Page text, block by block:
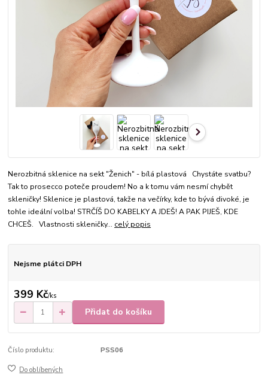
Nerozbitná sklenice na sekt "Ženich" - bílá plastová Chystáte svatbu?
Tak to prosecco poteče proudem! No a k tomu vám nesmí chybět
skleničky! Sklenice je plastová, takže na večírky, kde to bývá divoké, je
tohle ideální volba! STRČÍŠ DO KABELKY A JDEŠ! A PAK PIJEŠ, KDE
CHCEŠ. Vlastnosti skleničky... celý popis
Nejsme plátci DPH
399 Kč/ks
Přidat do košíku
Číslo produktu: PSS06
Do oblíbených